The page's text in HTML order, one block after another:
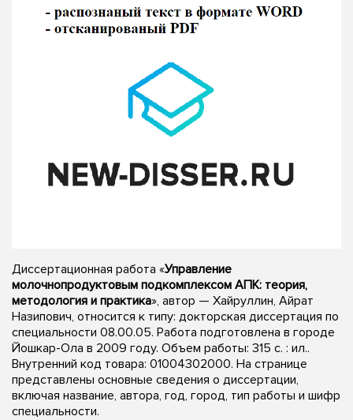
Диссертационная работа «Управление
молочнопродуктовым подкомплексом АПК: теория,
методология и практика», автор — Хайруллин, Айрат
Назипович, относится к типу: докторская диссертация по
специальности 08.00.05. Работа подготовлена в городе
Йошкар-Ола в 2009 году. Объем работы: 315 с. : ил..
Внутренний код товара: 01004302000. На странице
представлены основные сведения о диссертации,
включая название, автора, год, город, тип работы и шифр
специальности.